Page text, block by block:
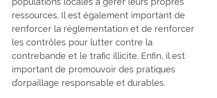
ressources. Il est également important de
renforcer la réglementation et de renforcer
les contrôles pour lutter contre la
contrebande et le trafic illicite. Enfin, il est
important de promouvoir des pratiques
d’orpaillage responsable et durables.